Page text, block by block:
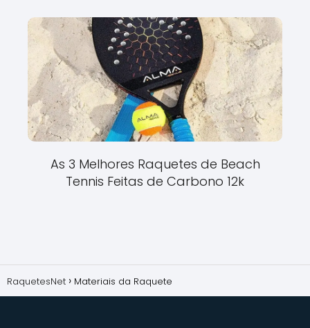
As 3 Melhores Raquetes de Beach
Tennis Feitas de Carbono 12k
RaquetesNet Materiais da Raquete